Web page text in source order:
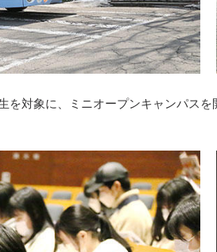
を対象に、ミニオープンキャンパス